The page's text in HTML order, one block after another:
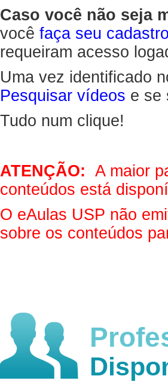
Caso você não seja
você faça seu cadastro
requeiram acesso
Uma vez identificado
Pesquisar vídeos e se
Tudo num clique!
ATENÇÃO: A maior
conteúdos está
O eAulas USP não
sobre os conteúdos